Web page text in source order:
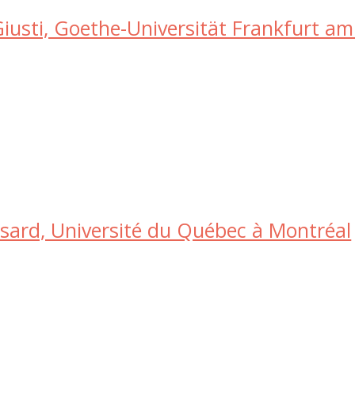
Goethe-Universität Frankfurt
Université du Québec à Montréal